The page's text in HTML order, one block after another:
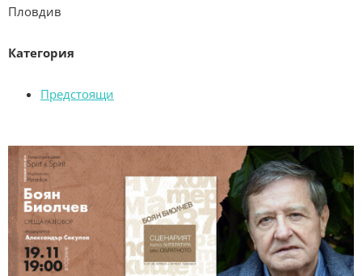
Пловдив
Категория
Предстоящи